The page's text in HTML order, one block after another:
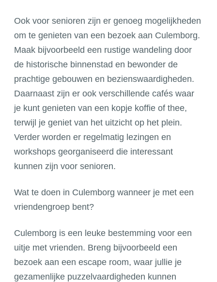
Ook voor senioren zijn er genoeg mogelijkheden
om te genieten van een bezoek aan Culemborg.
Maak bijvoorbeeld een rustige wandeling door
de historische binnenstad en bewonder de
prachtige gebouwen en bezienswaardigheden.
Daarnaast zijn er ook verschillende cafés waar
je kunt genieten van een kopje koffie of thee,
terwijl je geniet van het uitzicht op het plein.
Verder worden er regelmatig lezingen en
workshops georganiseerd die interessant
kunnen zijn voor senioren.
Wat te doen in Culemborg wanneer je met een
vriendengroep bent?
Culemborg is een leuke bestemming voor een
uitje met vrienden. Breng bijvoorbeeld een
bezoek aan een escape room, waar jullie je
gezamenlijke puzzelvaardigheden kunnen